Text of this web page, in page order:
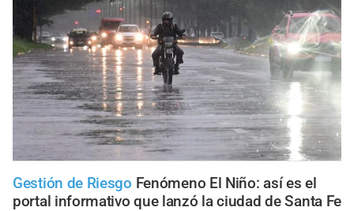
Gestión de Riesgo Fenómeno El Niño: así es el
portal informativo que lanzó la ciudad de Santa Fe